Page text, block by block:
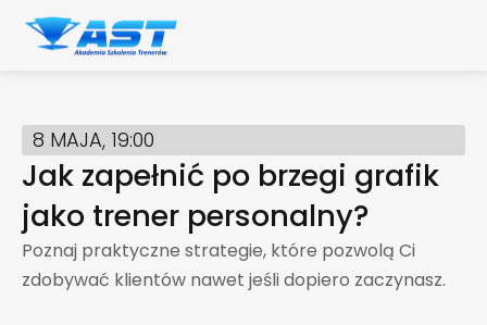
Przejdź
8 MAJA, 19:00
Jak zapełnić po brzegi grafik
jako trener personalny?
Poznaj praktyczne strategie, które pozwolą Ci
zdobywać klientów nawet jeśli dopiero zaczynasz.